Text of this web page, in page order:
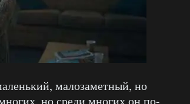
малозаметный, но